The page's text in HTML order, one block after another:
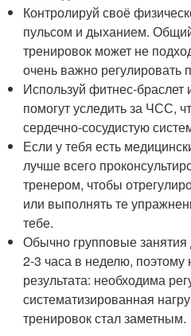
Контролируй своё
пульсом и дыханием.
тренировок может не
очень важно регулировать
Используй фитнес-браслет
помогут уследить за ЧСС,
сердечно-сосудистую
Если у тебя есть
лучше всего
тренером, чтобы
или выполнять те
тебе.
Обычно групповые
2-3 часа в неделю, поэтому
результата: необходима
систематизированная
тренировок стал заметным.